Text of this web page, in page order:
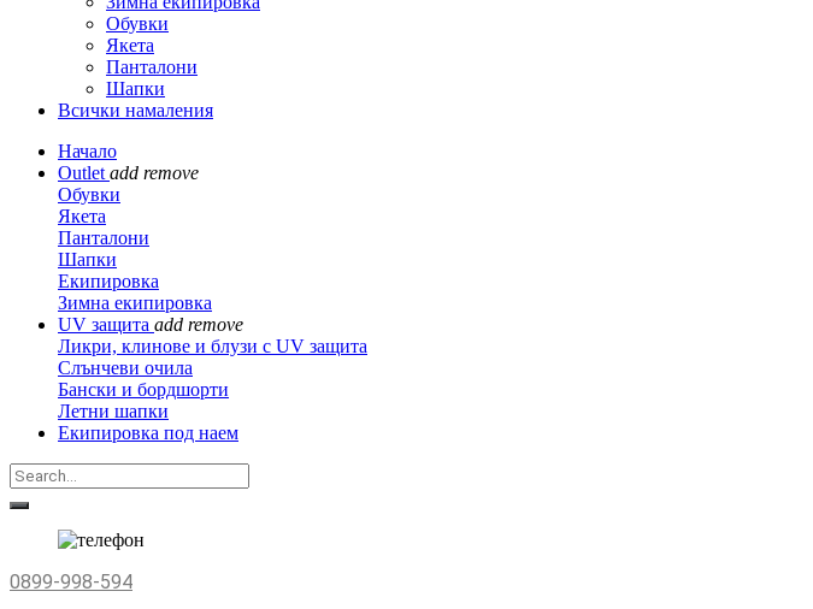
Обувки
Якета
Панталони
Шапки
Всички намаления
Начало
Outlet add remove
Обувки
Якета
Панталони
Шапки
Екипировка
Зимна екипировка
UV защита add remove
Ликри, клинове и блузи с UV защита
Слънчеви очила
Бански и бордшорти
Летни шапки
Екипировка под наем
0899-998-594